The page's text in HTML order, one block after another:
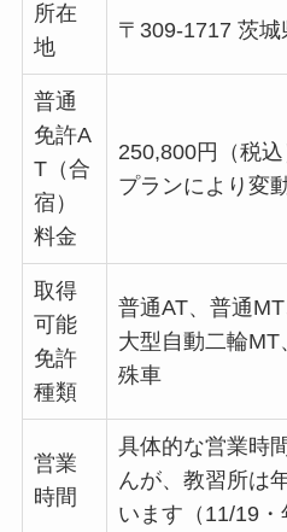
所在
地
〒309-1717 茨
普通
免許A
T（合
宿）
料金
250,800円（税
プランにより変
取得
可能
免許
種類
普通AT、普通
大型自動二輪
殊車
営業
時間
具体的な営業時
んが、教習所は
います（11/19・